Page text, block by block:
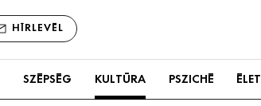
HÍRLEVÉL
SZÉPSÉG KULTÚRA PSZICHÉ